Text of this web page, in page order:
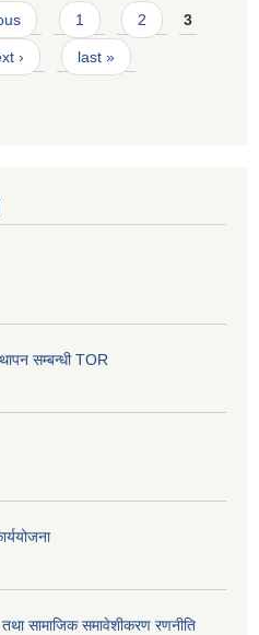
1 2 3
› last »
सम्बन्धी TOR
सामाजिक समावेशीकरण रणनीति